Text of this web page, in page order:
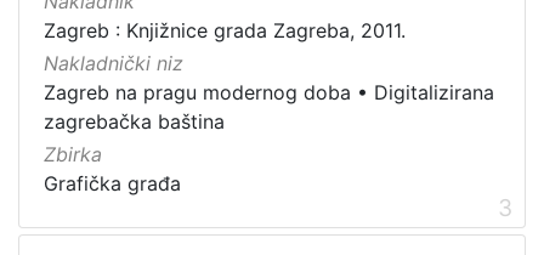
Zagreb : Knjižnice grada Zagreba, 2011.
Nakladnički niz
Zagreb na pragu modernog doba • Digitalizirana
zagrebačka baština
Zbirka
Grafička građa
3